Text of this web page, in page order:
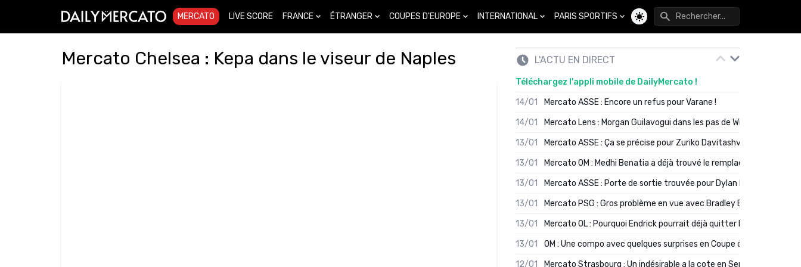
MERCATO LIVE SCORE FRANCE ÉTRANGER COUPES D'EUROPE INTERNATIONAL PARIS SPORTIFS
Changer de thème
Mercato Chelsea : Kepa dans le viseur de Naples L'ACTU EN DIRECT
Téléchargez l'appli mobile de DailyMercato !
14/01
Mercato ASSE : Encore un refus pour Varane !
14/01
Mercato Lens : Morgan Guilavogui dans les pas de Will Still ?
13/01
Mercato ASSE : Ça se précise pour Zuriko Davitashvili
13/01
Mercato OM : Medhi Benatia a déjà trouvé le remplaçant de Robinio
13/01
Mercato ASSE : Porte de sortie trouvée pour Dylan Batubinsika
13/01
Mercato PSG : Gros problème en vue avec Bradley Barcola ?
13/01
Mercato OL : Pourquoi Endrick pourrait déjà quitter Lyon en janvier
13/01
OM : Une compo avec quelques surprises en Coupe de France
12/01
Mercato Strasbourg : Un indésirable a la cote en Serie A